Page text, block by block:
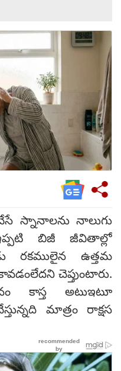
స్నానాలను నాలుగు
బిజీ జీవితాల్లో
ఉత్తమ
చెప్తుంటారు.
కాస్త అటుఇటూ
మాత్రం రాక్షస